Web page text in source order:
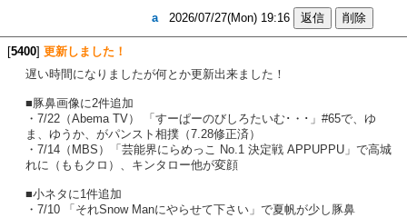
a2026/07/27(Mon) 19:16
[5400] 更新しました！
遅い時間になりましたが何とか更新出来ました！
■豚鼻画像に2件追加
・7/22（Abema TV） 「すーぱーのびしろたいむ･・･」#65で、ゆ
ま、ゆうか、がパンスト相撲（7.28修正済）
・7/14（MBS）「芸能界にらめっこ No.1 決定戦 APPUPPU」で高城
れに（ももクロ）、キンタロー他が変顔
■小ネタに1件追加
・7/10 「それSnow Manにやらせて下さい」で夏帆が少し豚鼻